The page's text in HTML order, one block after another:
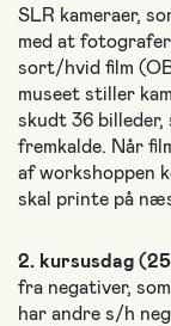
SLR kameraer,
med at
sort/hvid film
museet stiller
skudt 36 billeder,
fremkalde. Når
af workshoppen
skal printe på
2. kursusdag
fra negativer,
har andre s/h